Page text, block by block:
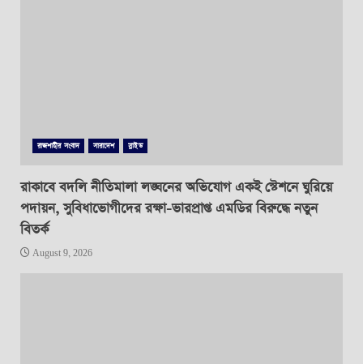
রাজশাহীর সংবাদ সারাদেশ স্লাইড
রাকাবে বদলি নীতিমালা লঙ্ঘনের অভিযোগ একই স্টেশনে ঘুরিয়ে
পদায়ন, সুবিধাভোগীদের রক্ষা-ভারপ্রাপ্ত এমডির বিরুদ্ধে নতুন
বিতর্ক
August 9, 2026